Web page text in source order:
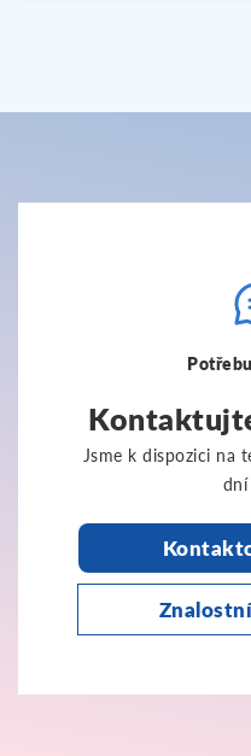
Jsme k dispozici na